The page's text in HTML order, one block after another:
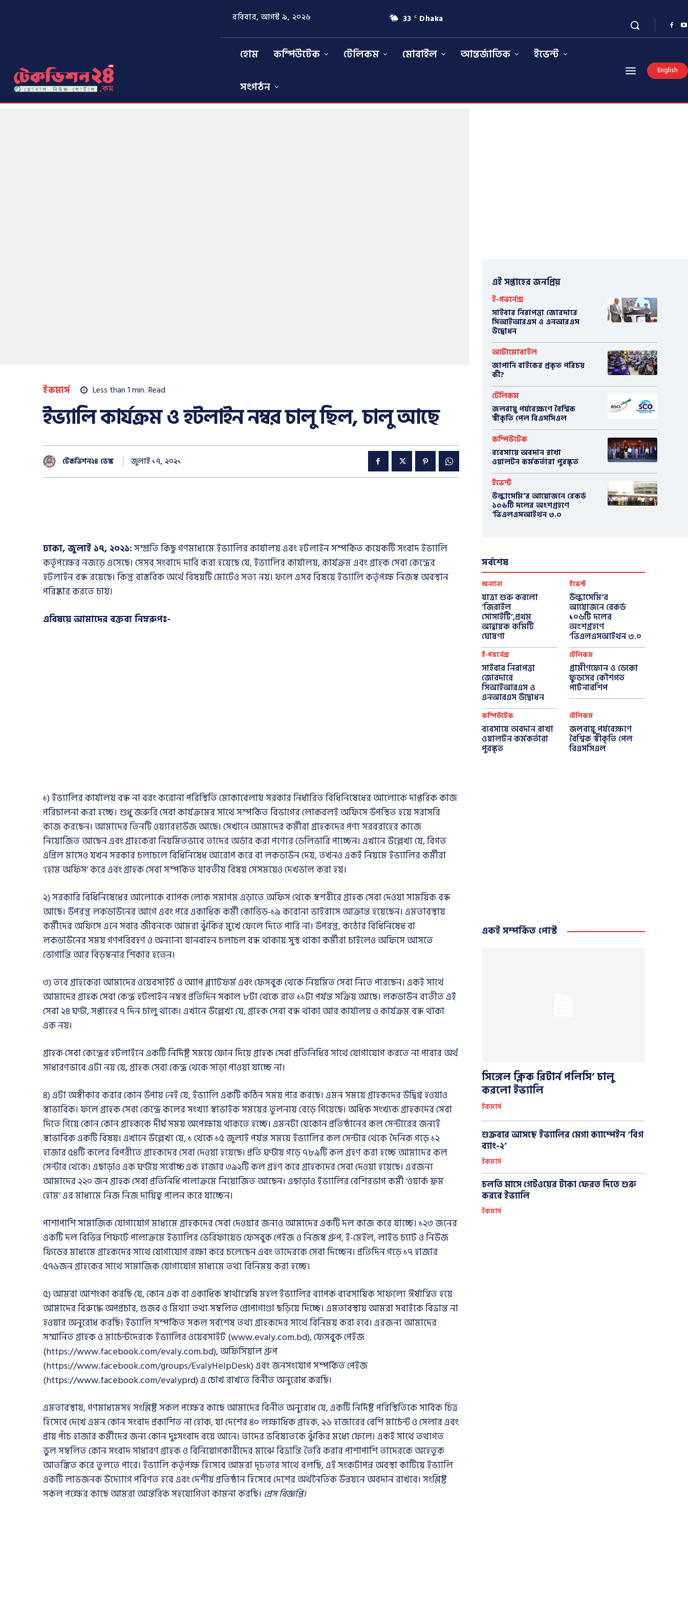
রবিবার, আগস্ট ৯, ২০২৬ 33 C Dhaka
হোম কম্পিউটেক টেলিকম মোবাইল আন্তর্জাতিক
ইভেন্ট
সংগঠন
English
ইকমার্স Less than 1min. Read
ইভ্যালি কার্যক্রম ও হটলাইন নম্বর চালু ছিল, চালু আছে
টেকভিশন২৪ ডেস্ক জুলাই ১৭, ২০২১
ঢাকা, জুলাই ১৭, ২০২১:সম্প্রতি কিছু গণমাধ্যমে ইভ্যালির কার্যালয় এবং হটলাইন সম্পর্কিত কয়েকটি সংবাদ ইভ্যালি
কর্তৃপক্ষের নজড়ে এসেছে। সেসব সংবাদে দাবি করা হয়েছে যে, ইভ্যালির কার্যালয়, কার্যক্রম এবং গ্রাহক সেবা কেন্দ্রের
হটলাইন বন্ধ রয়েছে। কিন্তু বাস্তবিক অর্থে বিষয়টি মোটেও সত্য নয়। ফলে এসব বিষয়ে ইভ্যালি কর্তৃপক্ষ নিজস্ব অবস্থান
পরিষ্কার করতে চায়।
এবিষয়ে আমাদের বক্তব্য নিম্নরুপঃ-
১) ইভ্যালির কার্যালয় বন্ধ না বরং করোনা পরিস্থিতি মোকাবেলায় সরকার নির্ধারিত বিধিনিষেধের আলোকে দাপ্তরিক কাজ
পরিচালনা করা হচ্ছে। শুধু জরুরি সেবা কার্যক্রমের সাথে সম্পর্কিত বিভাগের লোকবলই অফিসে উপস্থিত হয়ে সরাসরি
কাজ করছেন। আমাদের তিনটি ওয়্যারহাউজ আছে। সেখানে আমাদের কর্মীরা গ্রাহকদের পণ্য সরবরাহের কাজে
নিয়োজিত আছেন এবং গ্রাহকেরা নিয়মিতভাবে তাদের অর্ডার করা পণ্যের ডেলিভারি পাচ্ছেন। এখানে উল্লেখ্য যে, বিগত
এপ্রিল মাসেও যখন সরকার চলাচলে বিধিনিষেধ আরোপ করে বা লকডাউন দেয়, তখনও একই নিয়মে ইভ্যালির কর্মীরা
‘হোম অফিস’ করে এবং গ্রাহক সেবা সম্পর্কিত যাবতীয় বিষয় সেসময়েও দেখভাল করা হয়।
২) সরকারি বিধিনিষেধের আলোকে ব্যাপক লোক সমাগম এড়াতে অফিস থেকে স্বশরীরে গ্রাহক সেবা দেওয়া সাময়িক বন্ধ
আছে। উপরন্তু লকডাউনের আগে এবং পরে একাধিক কর্মী কোভিড-১৯ করোনা ভাইরাসে আক্রান্ত হয়েছেন। এমতাবস্থায়
কর্মীদের অফিসে এনে সবার জীবনকে আমরা ঝুঁকির মুখে ফেলে দিতে পারি না। উপরন্তু, কঠোর বিধিনিষেধ বা
লকডাউনের সময় গণপরিবহণ ও অন্যান্য যানবাহন চলাচল বন্ধ থাকায় সুস্থ থাকা কর্মীরা চাইলেও অফিসে আসতে
ভোগান্তি আর বিড়ম্বনার শিকার হতেন।
৩) তবে গ্রাহকেরা আমাদের ওয়েবসাইট ও অ্যাপ প্ল্যাটফর্ম এবং ফেসবুক থেকে নিয়মিত সেবা নিতে পারছেন। একই সাথে
আমাদের গ্রাহক সেবা কেন্দ্র হটলাইন নম্বর প্রতিদিন সকাল ৮টা থেকে রাত ১১টা পর্যন্ত সক্রিয় আছে। লকডাউন ব্যতীত এই
সেবা ২৪ ঘণ্টা, সপ্তাহের ৭ দিন চালু থাকে। এখানে উল্লেখ্য যে, গ্রাহক সেবা বন্ধ থাকা আর কার্যালয় ও কার্যক্রম বন্ধ থাকা
এক নয়।
গ্রাহক সেবা কেন্দ্রের হটলাইনে একটি নির্দিষ্ট সময়ে ফোন দিয়ে গ্রাহক সেবা প্রতিনিধির সাথে যোগাযোগ করতে না পারার অর্থ
সাধারণভাবে এটা নয় যে, গ্রাহক সেবা কেন্দ্র থেকে সাড়া পাওয়া যাচ্ছে না।
৪) এটা অস্বীকার করার কোন উপায় নেই যে, ইভ্যালি একটি কঠিন সময় পার করছে। এমন সময়ে গ্রাহকদের উদ্বিগ্ন হওয়াও
স্বাভাবিক। ফলে গ্রাহক সেবা কেন্দ্রে কলের সংখ্যা স্বাভাইক সময়ের তুলনায় বেড়ে গিয়েছে। অধিক সংখ্যক গ্রাহকদের সেবা
দিতে গিয়ে কোন কোন গ্রাহককে দীর্ঘ সময় অপেক্ষায় থাকতে হচ্ছে। এমনটা যেকোন প্রতিষ্ঠানের কল সেন্টারের জন্যই
স্বাভাবিক একটি বিষয়। এখানে উল্লেখ্য যে, ১ থেকে ১৫ জুলাই পর্যন্ত সময়ে ইভ্যালির কল সেন্টার থেকে দৈনিক গড়ে ১২
হাজার ৫৪টি কলের বিপরীতে গ্রাহকদের সেবা দেওয়া হয়েছে। প্রতি ঘণ্টায় গড়ে ৭৮৯টি কল গ্রহণ করা হচ্ছে আমাদের কল
সেন্টার থেকে। এছাড়াও এক ঘণ্টায় সর্বোচ্চ এক হাজার ৩৯২টি কল গ্রহণ করে গ্রাহকদের সেবা দেওয়া হয়েছে। এরজন্য
আমাদের ২২০ জন গ্রাহক সেবা প্রতিনিধি পালাক্রমে নিয়োজিত আছেন। এছাড়াও ইভ্যালির বেশিরভাগ কর্মী ‘ওয়ার্ক ফ্রম
হোম’ এর মাধ্যমে নিজ নিজ দায়িত্ব পালন করে যাচ্ছেন।
পাশাপাশি সামাজিক যোগাযোগ মাধ্যমে গ্রাহকদের সেবা দেওয়ার জন্যও আমাদের একটি দল কাজ করে যাচ্ছে। ১২৩ জনের
একটি দল বিভিন্ন শিফটে পালাক্রমে ইভ্যালির ভেরিফায়েড ফেসবুক পেইজ ও নিজস্ব গ্রুপ, ই-মেইল, লাইভ চ্যাট ও নিউজ
ফিডের মাধ্যমে গ্রাহকদের সাথে যোগাযোগ রক্ষা করে চলেছেন এবং তাদেরকে সেবা দিচ্ছেন। প্রতিদিন গড়ে ১৭ হাজার
৫৭৬জন গ্রাহকের সাথে সামাজিক যোগাযোগ মাধ্যমে তথ্য বিনিময় করা হচ্ছে।
৫) আমরা আশংকা করছি যে, কোন এক বা একাধিক স্বার্থান্বেষি মহল ইভ্যালির ব্যাপক ব্যবসায়িক সাফল্যে ঈর্ষান্বিত হয়ে
আমাদের বিরুদ্ধে অপপ্রচার, গুজব ও মিথ্যা তথ্য সম্বলিত প্রোপাগাণ্ডা ছড়িয়ে দিচ্ছে। এমতাবস্থায় আমরা সবাইকে বিভ্রান্ত না
হওয়ার অনুরোধ করছি। ইভ্যালি সম্পর্কিত সকল সর্বশেষ তথ্য গ্রাহকদের সাথে বিনিময় করা হবে। এরজন্য আমাদের
সম্মানিত গ্রাহক ও মার্চেন্টদেরকে ইভ্যালির ওয়েবসাইট (www.evaly.com.bd), ফেসবুক পেইজ
(https://www.facebook.com/evaly.com.bd), অফিসিয়াল গ্রুপ
(https://www.facebook.com/groups/EvalyHelpDesk) এবং জনসংযোগ সম্পর্কিত পেইজ
(https://www.facebook.com/evalyprd) এ চোখ রাখতে বিনীত অনুরোধ করছি।
এমতাবস্থায়, গণমাধ্যমসহ সংশ্লিষ্ট সকল পক্ষের কাছে আমাদের বিনীত অনুরোধ যে, একটি নির্দিষ্ট পরিস্থিতিকে সার্বিক চিত্র
হিসেবে দেখে এমন কোন সংবাদ প্রকাশিত না হোক, যা দেশের ৪০ লক্ষাধিক গ্রাহক, ২৬ হাজারের বেশি মার্চেন্ট ও সেলার এবং
প্রায় পাঁচ হাজার কর্মীদের জন্য কোন দুঃসংবাদ বয়ে আনে। তাদের ভবিষ্যতকে ঝুঁকির মধ্যে ফেলে। একই সাথে তথ্যগত
ভুল সম্বলিত কোন সংবাদ সাধারণ গ্রাহক ও বিনিয়োগকারীদের মাঝে বিভ্রান্তি তৈরি করার পাশাপাশি তাদেরকে অহেতুক
আতঙ্কিত করে তুলতে পারে। ইভ্যালি কর্তৃপক্ষ হিসেবে আমরা দৃঢতার সাথে বলছি, এই সংকটাপন্ন অবস্থা কাটিয়ে ইভ্যালি
একটি লাভজনক উদ্যোগে পরিণত হবে এবং দেশীয় প্রতিষ্ঠান হিসেবে দেশের অর্থনৈতিক উন্নয়নে অবদান রাখবে। সংশ্লিষ্ট
সকল পক্ষের কাছে আমরা আন্তরিক সহযোগিতা কামনা করছি। প্রেস বিজ্ঞপ্তি।
এই সপ্তাহের জনপ্রিয়
ই-গভর্নেন্স
সাইবার নিরাপত্তা জোরদারে
সিআইআরএস ও এনআরএস
উদ্বোধন
অটোমোবাইল
​জাপানি বাইকের প্রকৃত পরিচয়
কী?
টেলিকম
জলবায়ু পর্যবেক্ষণে বৈশ্বিক
স্বীকৃতি পেল বিএসসিএল
কম্পিউটেক
ব্যবসায়ে অবদান রাখা
ওয়ালটন কর্মকর্তারা পুরস্কৃত
ইভেন্ট
উল্কাসেমি’র আয়োজনে রেকর্ড
১০৬টি দলের অংশগ্রহণে
‘ভিএলএসআইথন ৩.০
সর্বশেষ
অন্যান্য
যাত্রা শুরু করলো
‘জিরাইল
সোসাইটি’,প্রথম
আহ্বায়ক কমিটি
ঘোষণা
ইভেন্ট
উল্কাসেমি’র
আয়োজনে রেকর্ড
১০৬টি দলের
অংশগ্রহণে
‘ভিএলএসআইথন ৩.০
ই-গভর্নেন্স
সাইবার নিরাপত্তা
জোরদারে
সিআইআরএস ও
এনআরএস উদ্বোধন
টেলিকম
গ্রামীণফোন ও ডেকো
ফুডসের কৌশগত
পার্টনারশিপ
কম্পিউটেক
ব্যবসায়ে অবদান রাখা
ওয়ালটন কর্মকর্তারা
পুরস্কৃত
টেলিকম
জলবায়ু পর্যবেক্ষণে
বৈশ্বিক স্বীকৃতি পেল
বিএসসিএল
একই সম্পর্কিত পোস্ট
সিঙ্গেল ক্লিক রিটার্ন পলিসি’ চালু
করলো ইভ্যালি
ইকমার্স
শুক্রবার আসছে ইভ্যালির মেগা ক্যাম্পেইন ‘বিগ
ব্যাং-২’
ইকমার্স
চলতি মাসে গেটওয়ের টাকা ফেরত দিতে শুরু
করবে ইভ্যালি
ইকমার্স